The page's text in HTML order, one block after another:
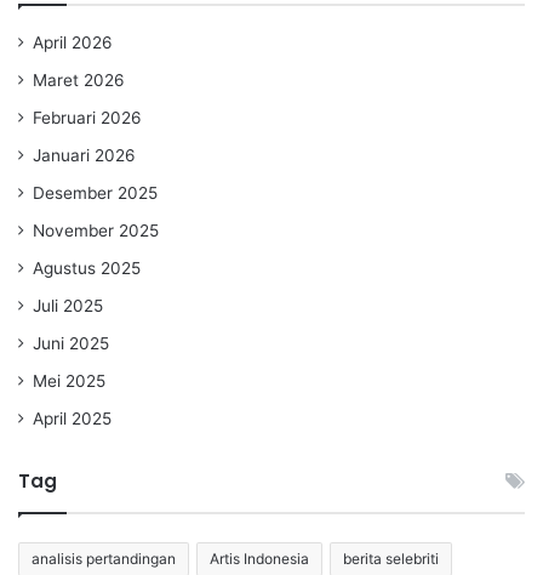
April 2026
Maret 2026
Februari 2026
Januari 2026
Desember 2025
November 2025
Agustus 2025
Juli 2025
Juni 2025
Mei 2025
April 2025
Tag
analisis pertandingan Artis Indonesia berita selebriti